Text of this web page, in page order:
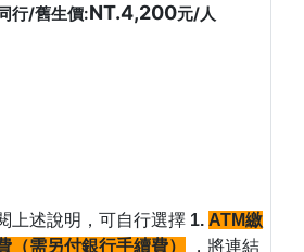
行/舊生價:NT.4,200元/人
上述說明，可自行選擇 1. ATM繳
（需另付銀行手續費） ，將連結